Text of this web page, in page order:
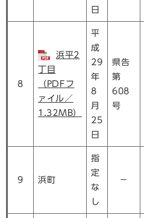
日
8
浜平2
丁目
（PDFフ
ァイル／
1.32MB）
平
成
29
年
8
月
25
日
県告
第
608
号
9 浜町
指
定
な
し
－